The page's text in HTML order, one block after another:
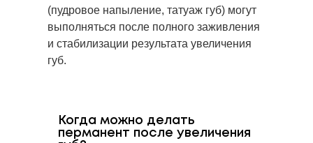
(пудровое напыление, татуаж губ) могут
выполняться после полного заживления
и стабилизации результата увеличения
губ.
Когда можно делать
перманент после увеличения
персональных данных.